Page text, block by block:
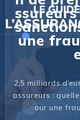
une
2,5 milliards
assureurs :
our une